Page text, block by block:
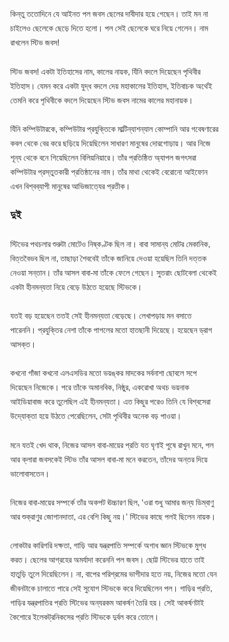
কিন্তু ততোদিনে যে আইনত পল জবস ছেলের দাবীদার হয়ে গেছেন। তাই মন না
চাইলেও ছেলেকে ছেড়ে দিতে হলো। পল সেই ছেলেকে ঘরে নিয়ে গেলেন। নাম
রাখলেন স্টিভ জবস!
স্টিভ জবস! একটা ইতিহাসের নাম, কালের নায়ক, যিঁনি বদলে দিয়েছেন পৃথিবীর
ইতিহাস। যেমন করে একটা যুদ্ধ বদলে দেয় মহাকালের ইতিহাস, ইতিবাচক অর্থেই
তেমনি করে পৃথিবীকে বদলে দিয়েছেন স্টিভ জবস নামের কালের মহানায়ক।
যিঁনি কম্পিউটারকে, কম্পিউটার প্রযুক্তিকে মাল্টিন্যাশন্যাল কোম্পানি আর গবেষণারের
কবল থেকে বের করে ছড়িয়ে দিয়েছিলেন সাধারণ মানুষের দোরগোড়ায়। আর নিজে
শূন্য থেকে বনে গিয়েছিলেন বিলিয়নিয়ারে। তাঁর প্রতিষ্ঠিত অ্যাপল জগৎসরা
কম্পিউটার প্রস্তুতকারী প্রতিষ্ঠানের নাম। তাঁর মাথা থেকেই বেরোনো আইফোন
এখন বিশ্বব্যাপী মানুষের আভিজাত্যের প্রতীক।
দুই
স্টিভের পথচলার শুরুটা মোটেও নিষ্কণ্টক ছিল না। বাবা সামান্য মোটর মেকানিক,
বিত্তবৈভব ছিল না, তাছাড়া শৈববেই তাঁকে জানিয়ে দেওয়া হয়েছিল তিনি দত্তক
নেওয়া সন্তান। তাঁর আসল বাবা-মা তাঁকে ফেলে গেছেন। সুতরাং ছোটবেলা থেকেই
একটা হীনমন্যতা নিয়ে বেড়ে উঠতে হয়েছে স্টিভকে।
যতই বড় হয়েছেন ততই সেই হীনমন্যতা বেড়েছে। লেখাপড়ায় মন বসাতে
পারেননি। প্রযুক্তির নেশা তাঁকে পাগলের মতো হাতছানী দিয়েছে। হয়েছেন ড্রাগ
আসক্ত।
কখনো গাঁজা কখনো এলএসডির মতো ভয়ঙ্কর মাদকের সর্বনাশা ছোবলে সপে
দিয়েছেন নিজেকে। পরে তাঁকে অমানবিক, নিষ্ঠুর, একরোখা অথচ ভয়নাক
আইডিয়াবাজ করে তুলেছিল এই হীনমন্যতা। এত কিছুর পরেও তিনি যে বিশ্বসেরা
উদ্যোক্তা হয়ে উঠতে পেরেছিলেন, সেটা পৃথিবীর অনেক বড় পাওয়া।
মনে যতই খেদ থাক, নিজের আসল বাবা-মায়ের প্রতি যত ঘৃণাই পুষে রাখুন মনে, পল
আর ক্লারা জবসকেই স্টিভ তাঁর আসল বাবা-মা মনে করতেন, তাঁদের অন্তর দিয়ে
ভালোবাসতেন।
নিজের বাবা-মায়ের সম্পর্কে তাঁর অকপট ঊচ্চারণ ছিল, ‘ওরা শুধু আমার জন্য ডিম্বাণু
আর শুক্রাণুর জোগানদাতা, এর বেশি কিছু নয়।’ স্টিভের কাছে পলই ছিলেন নায়ক।
লোকটার কারিগরি দক্ষতা, গাড়ি আর যন্ত্রপাতি সম্পর্কে অগাধ জ্ঞান স্টিভকে মুগ্ধ
করত। ছেলের আগ্রহের অমর্যাদা করেননি পল জবস। ছোট্ট স্টিভের হাতে তাই
হাতুড়ি তুলে দিয়েছিলেন। না, বাপের পরিশ্রমের ভাগীদার হতে নয়, নিজের মতো যেন
জীবনটাকে চালাতে পারে সেই সুযোগ স্টিভকে করে দিয়েছিলেন পল। গাড়ির প্রতি,
গাড়ির যন্ত্রপাতির প্রতি স্টিভের অন্যরকম আকর্ষণ তৈরি হয়। সেই আকর্ষণটাই
কৈশোরে ইলেকট্রনিকসের প্রতি স্টিভকে দুর্বল করে তোলে।